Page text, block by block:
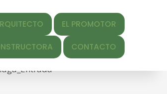
EL PROMOTOR
CONTACTO
02-
title="Link to